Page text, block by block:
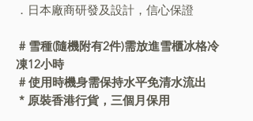
．日本廠商研發及設計，信心保證
# 雪種(隨機附有2件)需放進雪櫃冰格冷
凍12小時
# 使用時機身需保持水平免清水流出
* 原裝香港行貨，三個月保用